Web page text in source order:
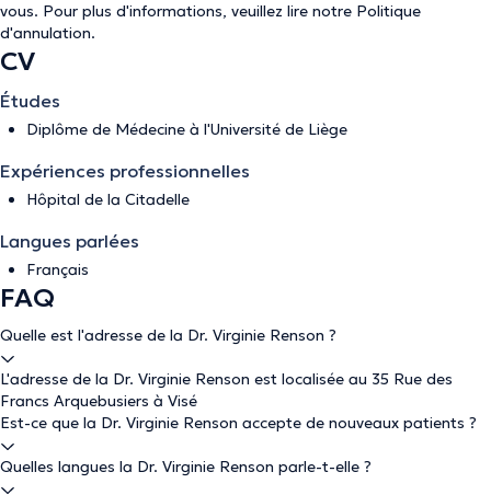
vous. Pour plus d'informations, veuillez lire notre Politique
d'annulation.
CV
Études
Diplôme de Médecine à l'Université de Liège
Expériences professionnelles
Hôpital de la Citadelle
Langues parlées
Français
FAQ
Quelle est l'adresse de la Dr. Virginie Renson ?
L'adresse de la Dr. Virginie Renson est localisée au 35 Rue des
Francs Arquebusiers à Visé
Est-ce que la Dr. Virginie Renson accepte de nouveaux patients ?
Quelles langues la Dr. Virginie Renson parle-t-elle ?